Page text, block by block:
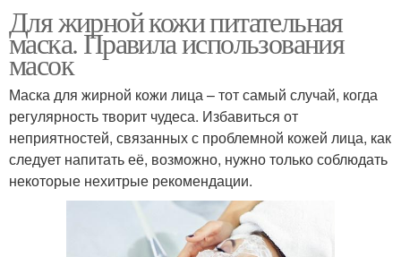
Для жирной кожи питательная
маска. Правила использования
масок
Маска для жирной кожи лица – тот самый случай, когда
регулярность творит чудеса. Избавиться от
неприятностей, связанных с проблемной кожей лица, как
следует напитать её, возможно, нужно только соблюдать
некоторые нехитрые рекомендации.